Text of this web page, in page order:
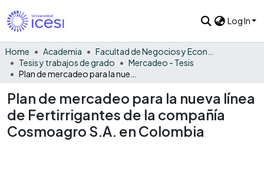
Log In
Home Academia
Tesis y trabajos de grado
Mercadeo - Tesis
Plan de mercadeo para la nueva línea
de Fertirrigantes de la compañía
Cosmoagro S.A. en Colombia